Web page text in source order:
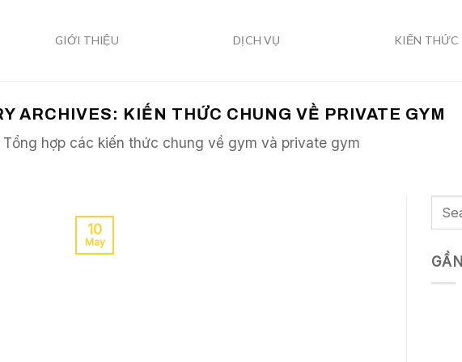
GIỚI THIỆU DỊCH VỤ KIẾN THỨC
ARCHIVES: KIẾN THỨC CHUNG VỀ PRIVATE GYM
Tổng hợp các kiến thức chung về gym và private gym
10
May